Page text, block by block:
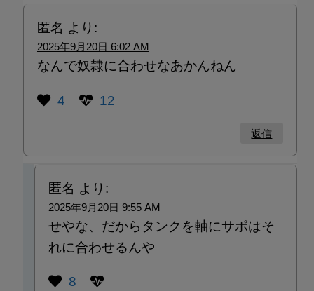
匿名 より:
2025年9月20日 6:02 AM
なんで奴隷に合わせなあかんねん
4 12
返信
匿名 より:
2025年9月20日 9:55 AM
せやな、だからタンクを軸にサポはそ
れに合わせるんや
8